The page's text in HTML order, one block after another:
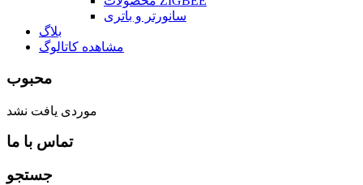
سانورتر و باتری
بلاگ
مشاهده کاتالوگ
محبوب
موردی یافت نشد
تماس با ما
جستجو